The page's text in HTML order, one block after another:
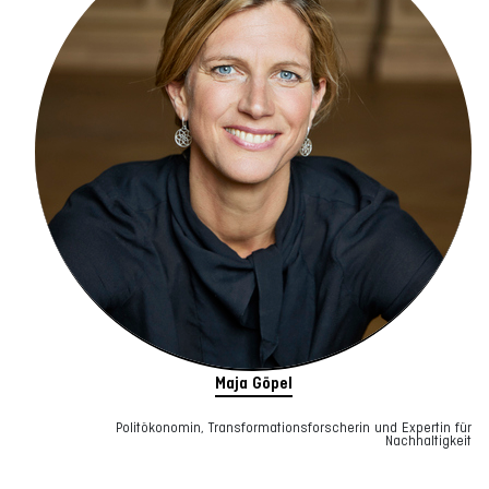
Maja Göpel
Politökonomin, Transformationsforscherin und Expertin für
Nachhaltigkeit